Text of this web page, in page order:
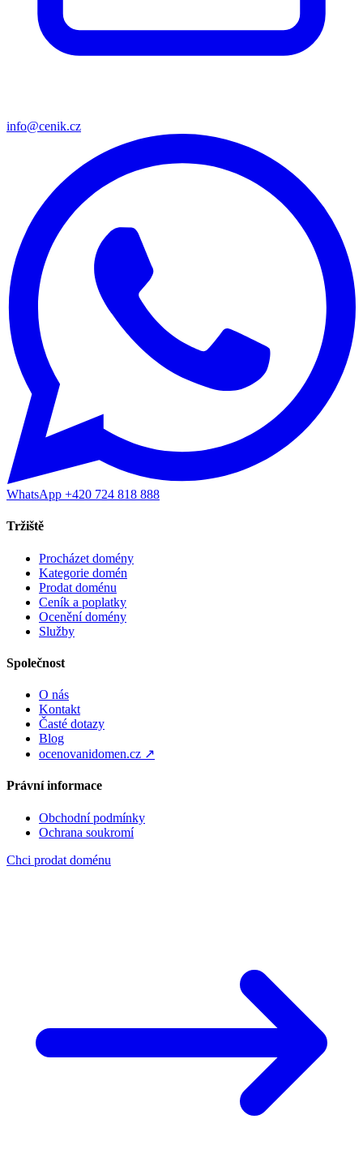
info@cenik.cz
WhatsApp +420 724 818 888
Tržiště
Procházet domény
Kategorie domén
Prodat doménu
Ceník a poplatky
Ocenění domény
Služby
Společnost
O nás
Kontakt
Časté dotazy
Blog
ocenovanidomen.cz ↗
Právní informace
Obchodní podmínky
Ochrana soukromí
Chci prodat doménu